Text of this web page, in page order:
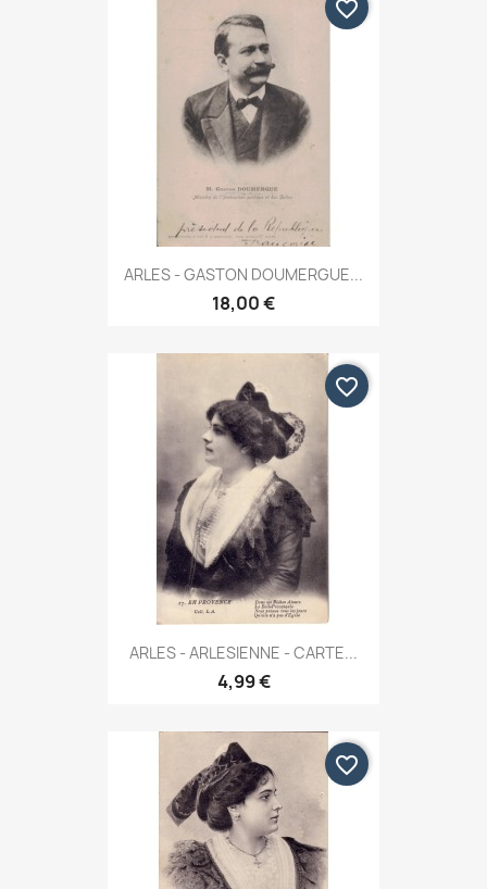
ARLES - GASTON DOUMERGUE...
18,00 €
favorite_border
ARLES - ARLESIENNE - CARTE...
4,99 €
favorite_border
favorite_border